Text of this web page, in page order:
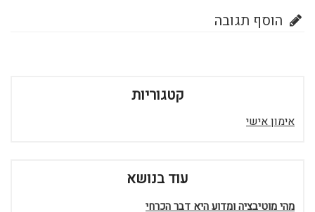
הוסף תגובה
קטגוריות
אימון אישי
עוד בנושא
מהי מוטיבציה ומדוע היא דבר הכרחי